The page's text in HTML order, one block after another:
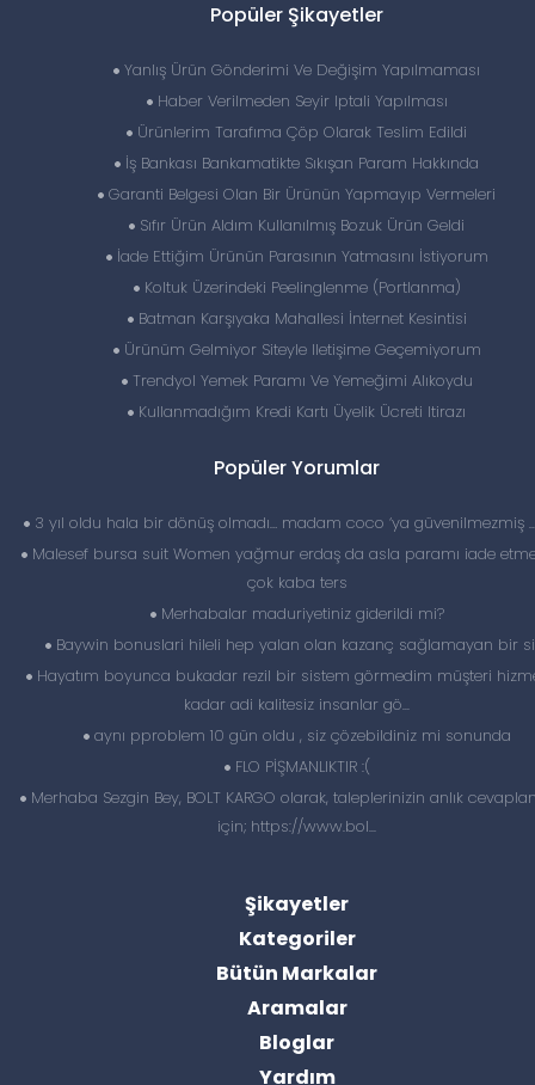
Popüler Şikayetler
Yanlış Ürün Gönderimi Ve Değişim Yapılmaması
Haber Verilmeden Seyir Iptali Yapılması
Ürünlerim Tarafıma Çöp Olarak Teslim Edildi
İş Bankası Bankamatikte Sıkışan Param Hakkında
Garanti Belgesi Olan Bir Ürünün Yapmayıp Vermeleri
Sıfır Ürün Aldım Kullanılmış Bozuk Ürün Geldi
İade Ettiğim Ürünün Parasının Yatmasını İstiyorum
Koltuk Üzerindeki Peelinglenme (Portlanma)
Batman Karşıyaka Mahallesi İnternet Kesintisi
Ürünüm Gelmiyor Siteyle Iletişime Geçemiyorum
Trendyol Yemek Paramı Ve Yemeğimi Alıkoydu
Kullanmadığım Kredi Kartı Üyelik Ücreti Itirazı
Popüler Yorumlar
3 yıl oldu hala bir dönüş olmadı… madam coco ‘ya güvenilmezmiş
Malesef bursa suit Women yağmur erdaş da asla paramı iade
çok kaba ters
Merhabalar maduriyetiniz giderildi mi?
Baywin bonuslari hileli hep yalan olan kazanç sağlamayan bir
Hayatım boyunca bukadar rezil bir sistem görmedim müşteri
kadar adi kalitesiz insanlar gö...
aynı pproblem 10 gün oldu , siz çözebildiniz mi sonunda
FLO PİŞMANLIKTIR :(
Merhaba Sezgin Bey, BOLT KARGO olarak, taleplerinizin anlık
için; https://www.bol...
Şikayetler
Kategoriler
Bütün Markalar
Aramalar
Bloglar
Yardım